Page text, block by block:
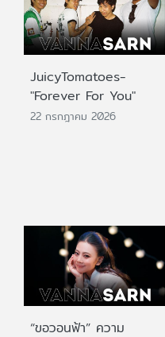
JuicyTomatoes-
"Forever For You"
22 กรกฎาคม 2026
“ขอวอนฟ้า” ความ